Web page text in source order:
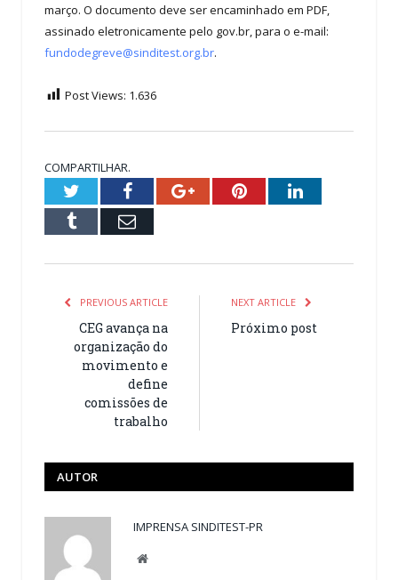
março. O documento deve ser encaminhado em PDF,
assinado eletronicamente pelo gov.br, para o e-mail:
fundodegreve@sinditest.org.br.
Post Views: 1.636
COMPARTILHAR.
TwitterFacebookGoogle+PinterestLinkedIn
Tumblr Email
PREVIOUS ARTICLE
CEG avança na
organização do
movimento e
define
comissões de
trabalho
NEXT ARTICLE
Próximo post
AUTOR
IMPRENSA SINDITEST-PR
Website